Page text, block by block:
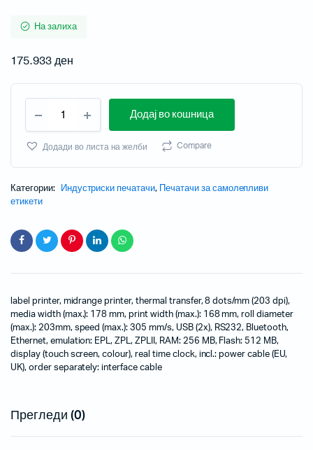
На залиха
175.933ден
Додај во кошница
Додади во листа на желби Compare
Категории: Индустриски печатачи,
Печатачи за самолепливи
етикети
label printer, midrange printer, thermal transfer, 8 dots/mm (203 dpi),
media width (max.): 178 mm, print width (max.): 168 mm, roll diameter
(max.): 203mm, speed (max.): 305 mm/s, USB (2x), RS232, Bluetooth,
Ethernet, emulation: EPL, ZPL, ZPLII, RAM: 256 MB, Flash: 512 MB,
display (touch screen, colour), real time clock, incl.: power cable (EU,
UK), order separately: interface cable
Прегледи (0)